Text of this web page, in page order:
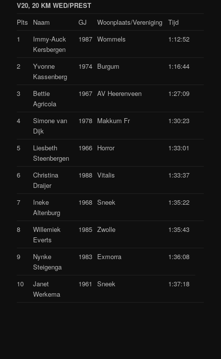
V20, 20 KM WED/PREST
Plts
Naam GJ Woonplaats/Vereniging
Tijd
1
Immy-Auck
Kersbergen
1987 Wommels 1:12:52
2
Yvonne
Kassenberg
1974 Burgum 1:16:44
3
Bettie
Agricola
1967 AV Heerenveen 1:27:09
4
Simone van
Dijk
1978 Makkum Fr 1:30:23
5
Liesbeth
Steenbergen
1966 Horror 1:33:01
6
Christina
Draijer
1988 Vitalis 1:33:37
7
Ineke
Altenburg
1968 Sneek 1:35:22
8
Willemiek
Everts
1985 Zwolle 1:35:43
9
Nynke
Steigenga
1983 Exmorra 1:36:08
10
Janet
Werkema
1961 Sneek 1:37:18